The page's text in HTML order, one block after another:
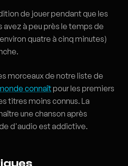
de jouer pendant que les
avez à peu près le temps de
quatre à cinq minutes)
morceaux de notre liste de
connaîtpour les premiers
titres moins connus. La
une chanson après
d'audio est addictive.